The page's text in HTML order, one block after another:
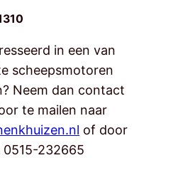
in een van
scheepsmotoren
Neem dan contact
te mailen naar
of door
232665